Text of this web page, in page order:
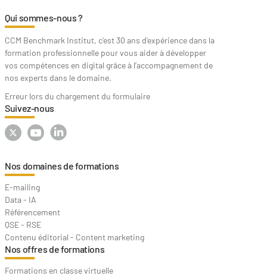
Qui sommes-nous ?
CCM Benchmark Institut, c'est 30 ans d'expérience dans la
formation professionnelle pour vous aider à développer
vos compétences en digital grâce à l’accompagnement de
nos experts dans le domaine.
Erreur lors du chargement du formulaire
Suivez-nous
Nos domaines de formations
E-mailing
Data - IA
Référencement
QSE - RSE
Contenu éditorial - Content marketing
Nos offres de formations
Formations en classe virtuelle